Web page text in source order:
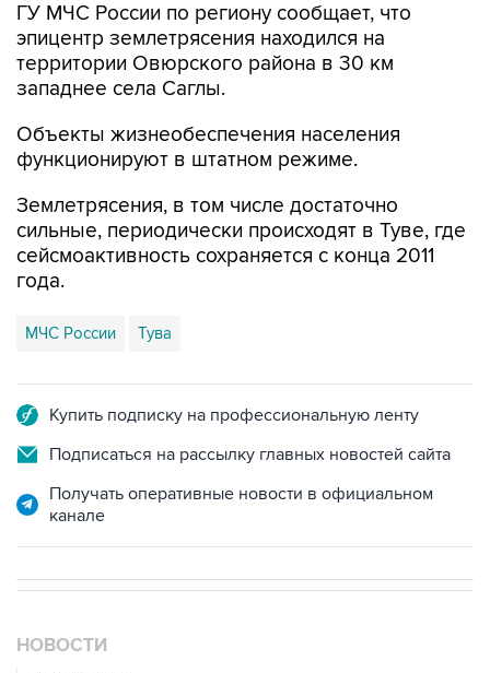
ГУ МЧС России по региону сообщает, что
эпицентр землетрясения находился на
территории Овюрского района в 30 км
западнее села Саглы.
Объекты жизнеобеспечения населения
функционируют в штатном режиме.
Землетрясения, в том числе достаточно
сильные, периодически происходят в Туве, где
сейсмоактивность сохраняется с конца 2011
года.
МЧС России Тува
Купить подписку на профессиональную ленту
Подписаться на рассылку главных новостей сайта
Получать оперативные новости в официальном
канале
НОВОСТИ